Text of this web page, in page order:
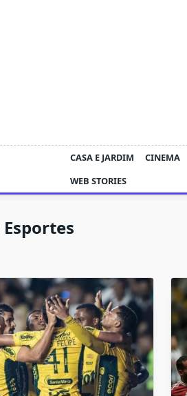
CASA E JARDIM CINEMA
WEB STORIES
Esportes